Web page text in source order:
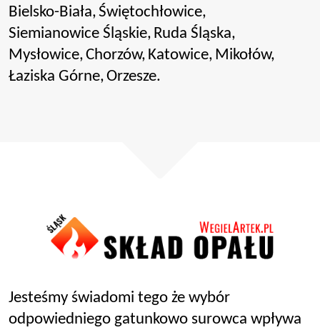
Bielsko-Biała,Świętochłowice,
Siemianowice Śląskie, Ruda Śląska,
Mysłowice,Chorzów, Katowice, Mikołów,
Łaziska Górne,Orzesze.
Jesteśmy świadomi tego że wybór
odpowiedniego gatunkowo surowca wpływa